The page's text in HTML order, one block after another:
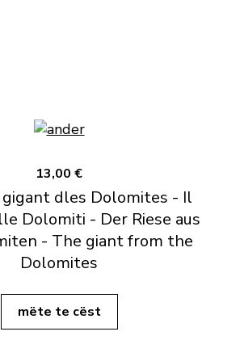
13,00 €
dles Dolomites - Il
Dolomiti - Der Riese aus
- The giant from the
Dolomites
mëte te cëst